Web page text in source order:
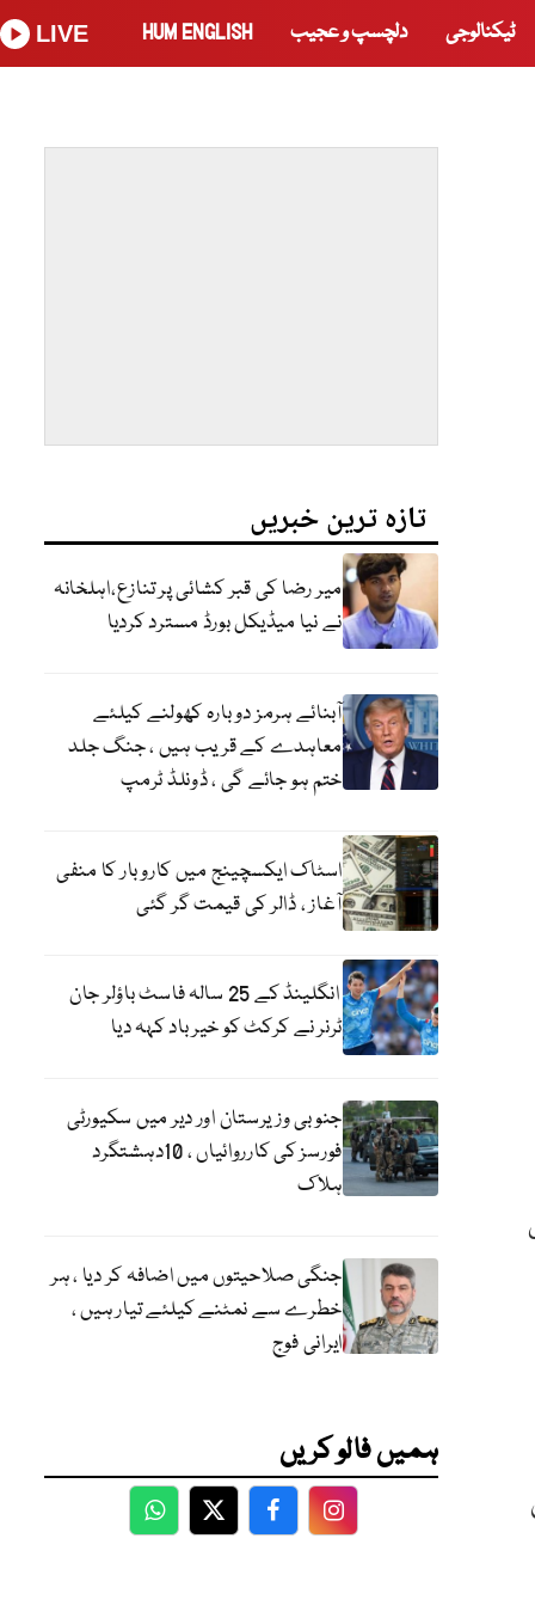
ٹیکنالوجی دلچسپ و عجیب HUM ENGLISH
LIVE
تازہ ترین خبریں
میر رضا کی قبر کشائی پر تنازع،اہلخانہ
نے نیا میڈیکل بورڈ مسترد کردیا
آبنائے ہرمز دوبارہ کھولنے کیلئے
معاہدے کے قریب ہیں ، جنگ جلد
ختم ہو جائے گی ، ڈونلڈ ٹرمپ
اسٹاک ایکسچینج میں کاروبار کا منفی
آغاز ، ڈالر کی قیمت گر گئی
انگلینڈ کے 25 سالہ فاسٹ باؤلر جان
ٹرنر نے کرکٹ کو خیر باد کہہ دیا
جنوبی وزیرستان اور دیر میں سکیورٹی
فورسز کی کارروائیاں ، 10دہشتگرد
ہلاک
جنگی صلاحیتوں میں اضافہ کر دیا ، ہر
خطرے سے نمٹنے کیلئے تیار ہیں ،
ایرانی فوج
ہمیں فالو کریں
WhatsApp
TwitterFacebookFacebook